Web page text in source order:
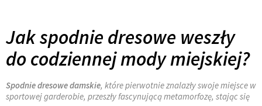
Jak spodnie dresowe weszły
do codziennej mody miejskiej?
Spodnie dresowe damskie, które pierwotnie znalazły swoje miejsce w
sportowej garderobie, przeszły fascynującą metamorfozę, stając się